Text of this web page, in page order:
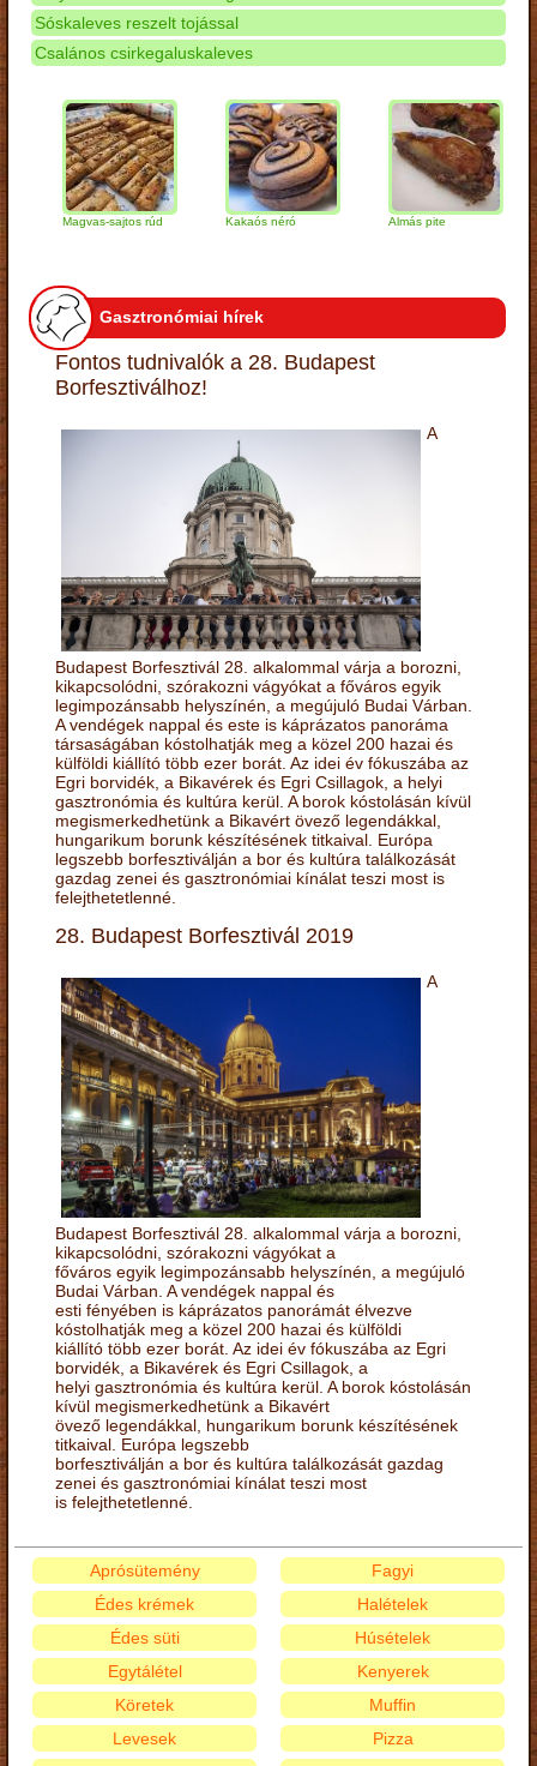
Sóskaleves reszelt tojással
Csalános csirkegaluskaleves
Magvas-sajtos rúd Kakaós néró Almás pite
Gasztronómiai hírek
Fontos tudnivalók a 28. Budapest
Borfesztiválhoz!
A
Budapest Borfesztivál 28. alkalommal várja a borozni,
kikapcsolódni, szórakozni vágyókat a főváros egyik
legimpozánsabb helyszínén, a megújuló Budai Várban.
A vendégek nappal és este is káprázatos panoráma
társaságában kóstolhatják meg a közel 200 hazai és
külföldi kiállító több ezer borát. Az idei év fókuszába az
Egri borvidék, a Bikavérek és Egri Csillagok, a helyi
gasztronómia és kultúra kerül. A borok kóstolásán kívül
megismerkedhetünk a Bikavért övező legendákkal,
hungarikum borunk készítésének titkaival. Európa
legszebb borfesztiválján a bor és kultúra találkozását
gazdag zenei és gasztronómiai kínálat teszi most is
felejthetetlenné.
28. Budapest Borfesztivál 2019
A
Budapest Borfesztivál 28. alkalommal várja a borozni,
kikapcsolódni, szórakozni vágyókat a
főváros egyik legimpozánsabb helyszínén, a megújuló
Budai Várban. A vendégek nappal és
esti fényében is káprázatos panorámát élvezve
kóstolhatják meg a közel 200 hazai és külföldi
kiállító több ezer borát. Az idei év fókuszába az Egri
borvidék, a Bikavérek és Egri Csillagok, a
helyi gasztronómia és kultúra kerül. A borok kóstolásán
kívül megismerkedhetünk a Bikavért
övező legendákkal, hungarikum borunk készítésének
titkaival. Európa legszebb
borfesztiválján a bor és kultúra találkozását gazdag
zenei és gasztronómiai kínálat teszi most
is felejthetetlenné.
Aprósütemény
Édes krémek
Édes süti
Egytálétel
Fagyi
Halételek
Húsételek
Kenyerek
Köretek
Levesek
Muffin
Pizza